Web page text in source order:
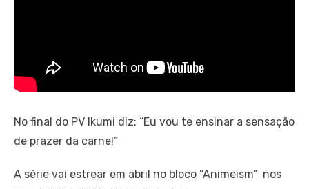
No final do PV Ikumi diz: “Eu vou te ensinar a sensação
de prazer da carne!”
A série vai estrear em abril no bloco “Animeism” nos